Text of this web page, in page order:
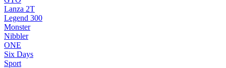
Lanza 2T
Legend 300
Monster
Nibbler
ONE
Six Days
Sport